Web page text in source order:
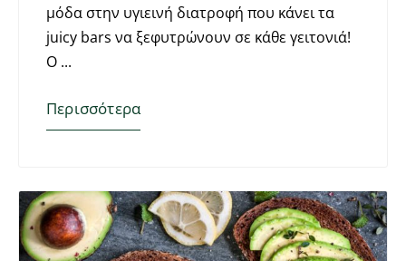
μόδα στην υγιεινή διατροφή που κάνει τα
juicy bars να ξεφυτρώνουν σε κάθε γειτονιά!
Ο
Περισσότερα